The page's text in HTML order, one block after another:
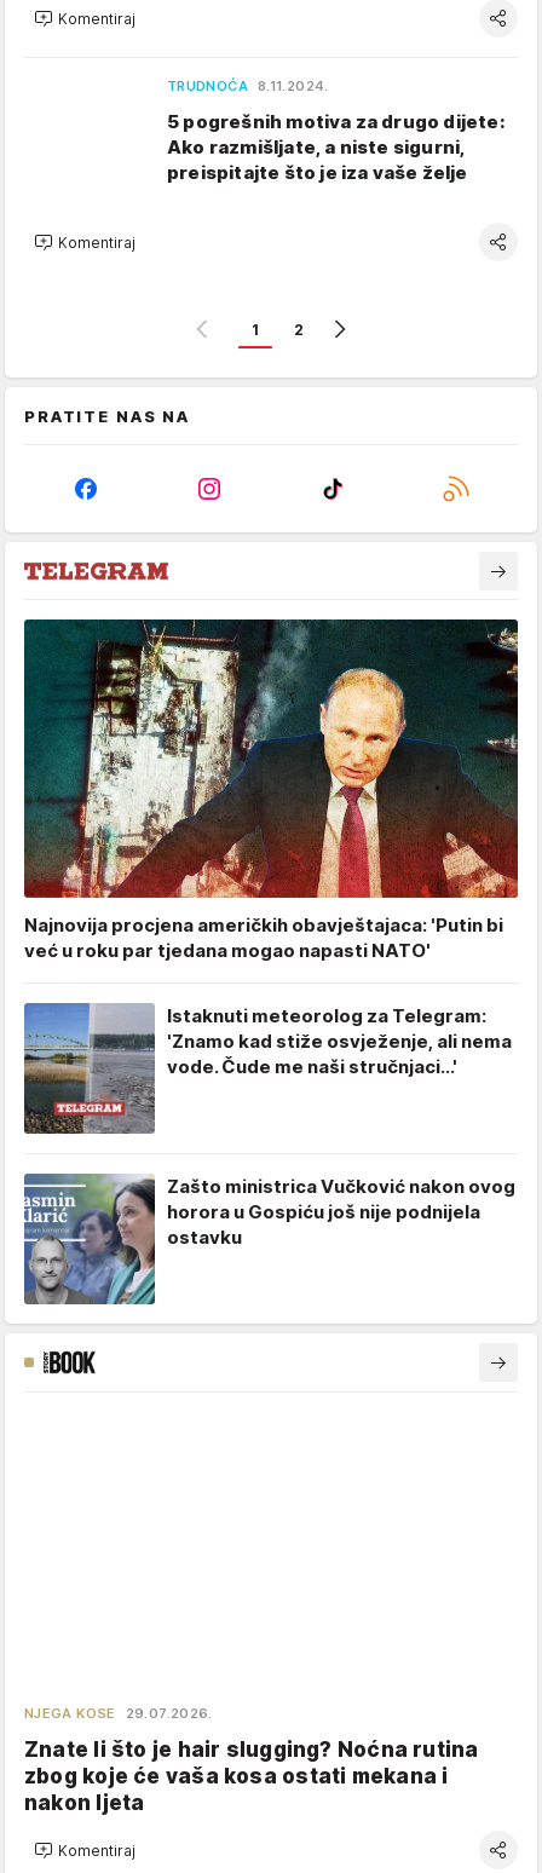
Komentiraj
TRUDNOĆA 8.11.2024.
5 pogrešnih motiva za drugo dijete:
Ako razmišljate, a niste sigurni,
preispitajte što je iza vaše želje
Komentiraj
1 2
PRATITE NAS NA
Najnovija procjena američkih obavještajaca: 'Putin bi
već u roku par tjedana mogao napasti NATO'
Istaknuti meteorolog za Telegram:
'Znamo kad stiže osvježenje, ali nema
vode. Čude me naši stručnjaci...'
Zašto ministrica Vučković nakon ovog
horora u Gospiću još nije podnijela
ostavku
NJEGA KOSE 29.07.2026.
Znate li što je hair slugging? Noćna rutina
zbog koje će vaša kosa ostati mekana i
nakon ljeta
Komentiraj